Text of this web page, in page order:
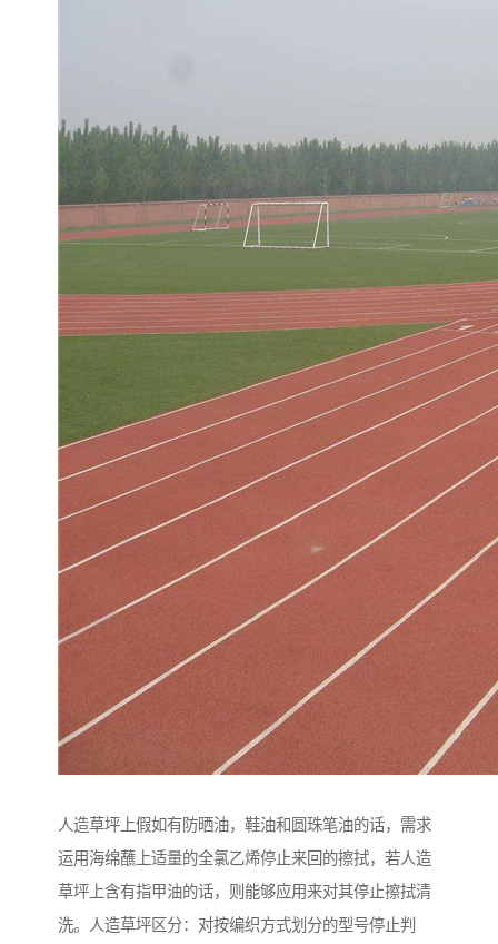
人造草坪上假如有防晒油，鞋油和圆珠笔油的话，需求
运用海绵蘸上适量的全氯乙烯停止来回的擦拭，若人造
草坪上含有指甲油的话，则能够应用来对其停止擦拭清
洗。人造草坪区分：对按编织方式划分的型号停止判